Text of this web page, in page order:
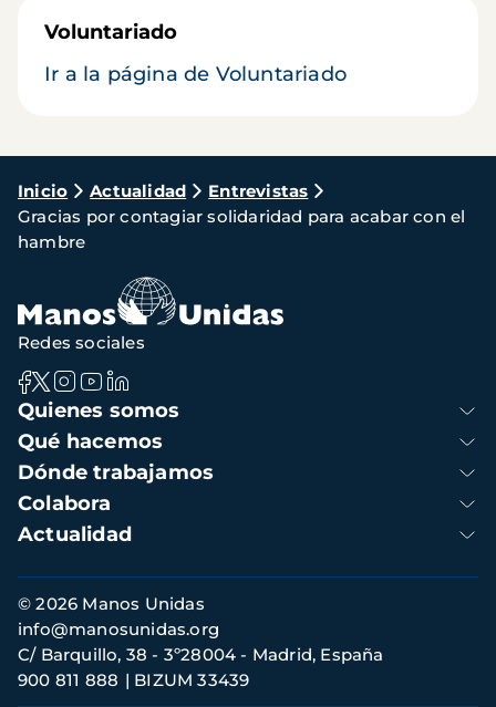
Voluntariado
Ir a la página de Voluntariado
Ruta
de
navegación
Inicio Actualidad
Entrevistas
Gracias por contagiar solidaridad para acabar con el
hambre
Navegación
principal
Quienes somos
Qué hacemos
Dónde trabajamos
Colabora
Actualidad
Redes sociales
Información
de
contacto
© 2026 Manos Unidas
C/ Barquillo, 38 - 3º28004 - Madrid, España
900 811 888
BIZUM 33439
info@manosunidas.org